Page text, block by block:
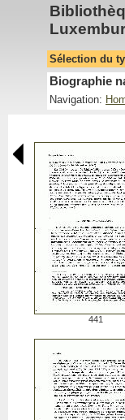
Sélection du
Biographie
Navigation:
441